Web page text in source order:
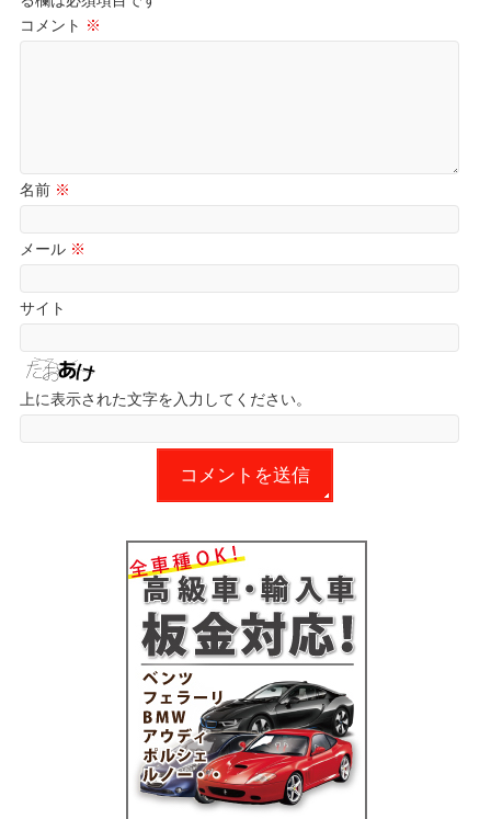
コメント ※
名前 ※
メール ※
サイト
上に表示された文字を入力してください。